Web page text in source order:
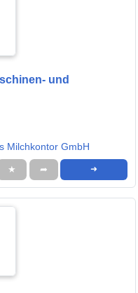
und
Milchkontor GmbH
★ ➦ ➜